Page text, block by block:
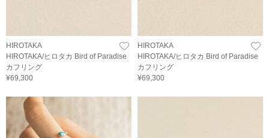
HIROTAKA
HIROTAKA/ヒロタカ Bird of Paradise
カフリング
¥69,300
HIROTAKA
HIROTAKA/ヒロタカ Bird of Paradise
カフリング
¥69,300